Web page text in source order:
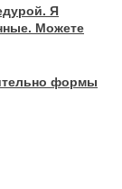
Я
Можете
формы